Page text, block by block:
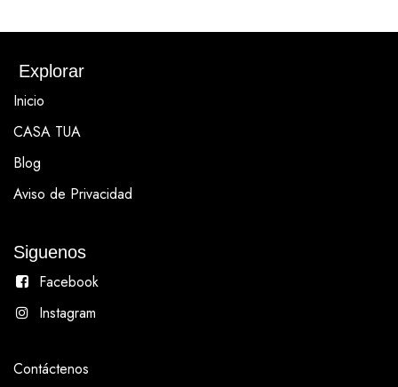
Explorar
Inicio
CASA TUA
Blog
Aviso de Privacidad
Siguenos
Facebook
Instagram
Contáctenos